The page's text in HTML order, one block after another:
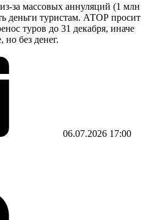
за массовых аннуляций (1 млн
деньги туристам. АТОР просит
туров до 31 декабря, иначе
но без денег.
06.07.2026 17:00